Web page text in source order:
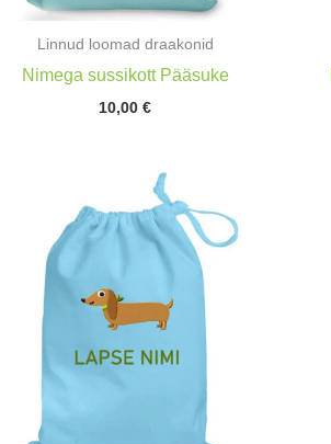
Linnud loomad draakonid
Nimega sussikott Pääsuke
10,00€